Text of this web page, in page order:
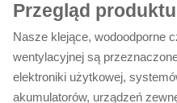
Przegląd produktu
Nasze klejące, wodoodporne
wentylacyjnej są
elektroniki użytkowej,
akumulatorów, urządzeń